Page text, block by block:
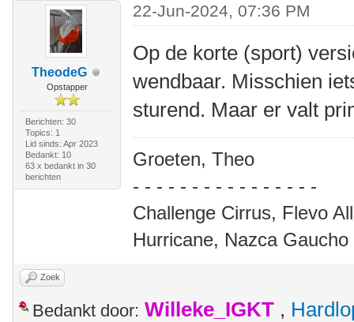
TheodeG
Opstapper
Berichten: 30
Topics: 1
Lid sinds: Apr 2023
Bedankt: 10
63 x bedankt in 30
berichten
22-Jun-2024, 07:36 PM
Op de korte (sport)
wendbaar. Misschien
sturend. Maar er valt
Groeten, Theo
- - ‐ - - - - - - - - - - - - -
Challenge Cirrus, Flevo
Hurricane, Nazca
Zoek
Bedankt door: Willeke_IGKT ,